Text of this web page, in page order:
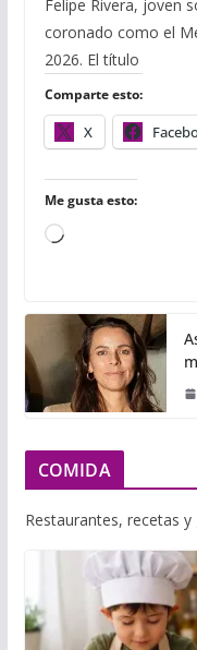
e
b
t
t
Felipe Rivera, joven
coronado como el
2026. El título
Comparte esto:
X
Me gusta esto:
Cargando...
COMIDA
Restaurantes, recetas